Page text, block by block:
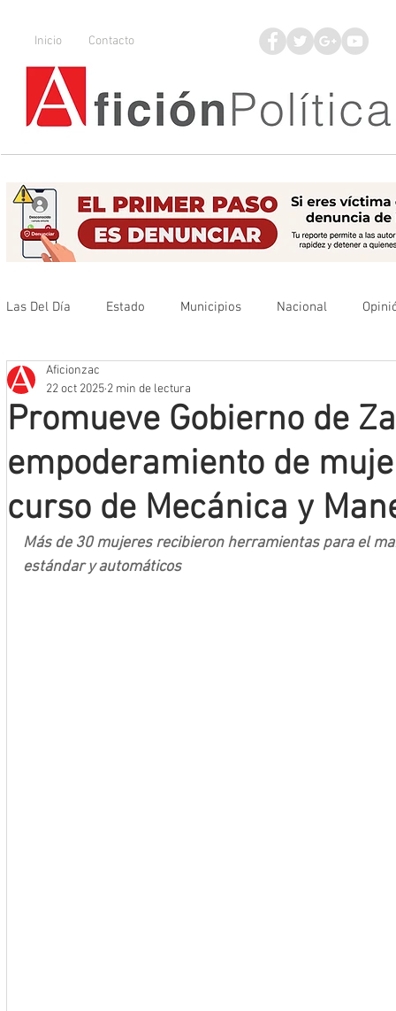
Inicio Contacto
Las Del Día Estado Municipios Nacional
Que no se olvide
Mineros LNBP
Promueve Gobierno de
empoderamiento de
curso de Mecánica y
Aficionzac
22 oct 2025 2 min de lectura
Más de 30 mujeres recibieron herramientas para el
estándar y automáticos